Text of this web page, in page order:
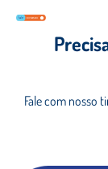
Fale com nosso